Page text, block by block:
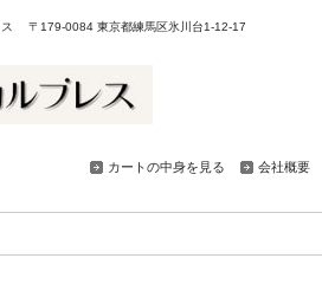
ス 〒179-0084 東京都練馬区氷川台1-12-17
カートの中身を見る 会社概要